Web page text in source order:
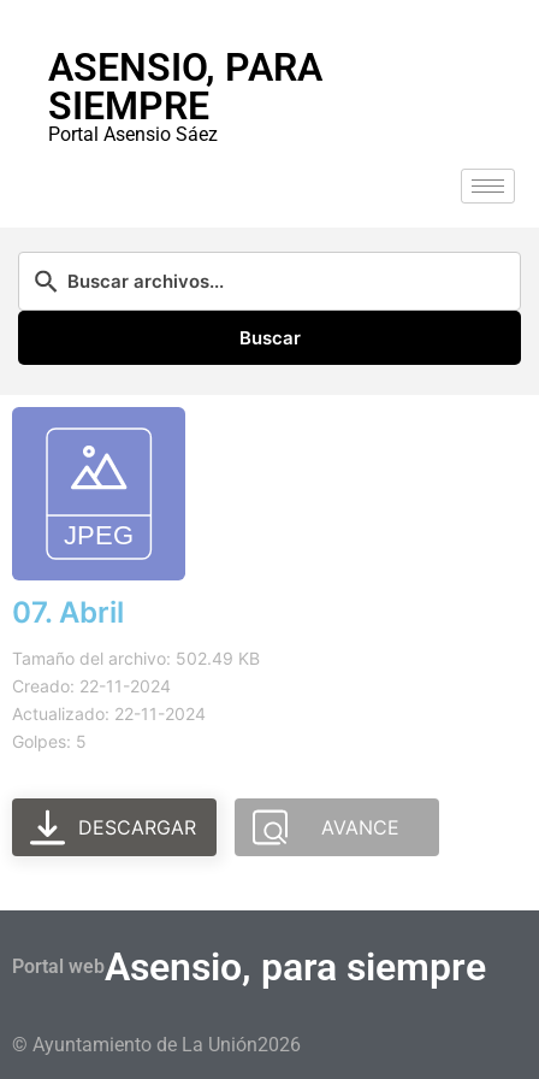
ASENSIO, PARA
SIEMPRE
Portal Asensio Sáez
Buscar
07. Abril
Tamaño del archivo: 502.49 KB
Creado: 22-11-2024
Actualizado: 22-11-2024
Golpes: 5
DESCARGAR AVANCE
Portal webAsensio, para siempre
© Ayuntamiento de La Unión2026